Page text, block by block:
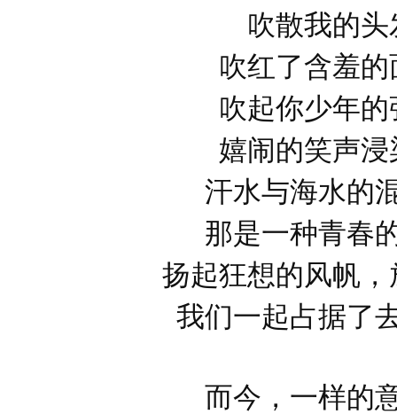
吹散我的头
吹红了含羞的
吹起你少年的
嬉闹的笑声浸
汗水与海水的
那是一种青春
扬起狂想的风帆
我们一起占据了
而今，一样的